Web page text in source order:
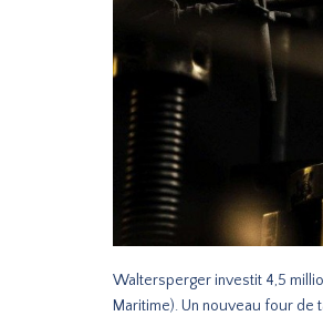
Waltersperger investit 4,5
Maritime). Un nouveau four